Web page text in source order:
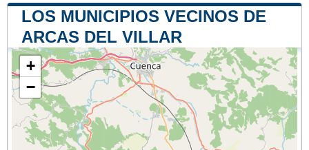
LOS MUNICIPIOS VECINOS DE
ARCAS DEL VILLAR
+
−